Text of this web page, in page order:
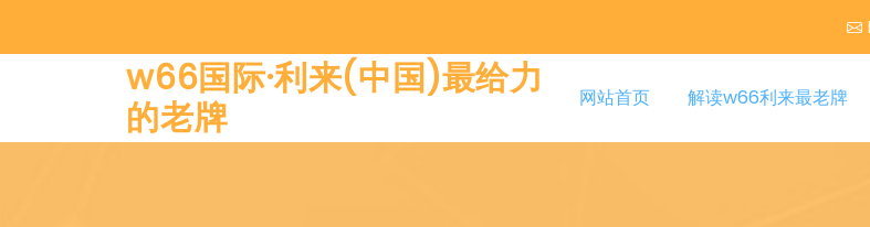
w66国际·利来(中国)最给力
的老牌
网站首页 解读w66利来最老牌